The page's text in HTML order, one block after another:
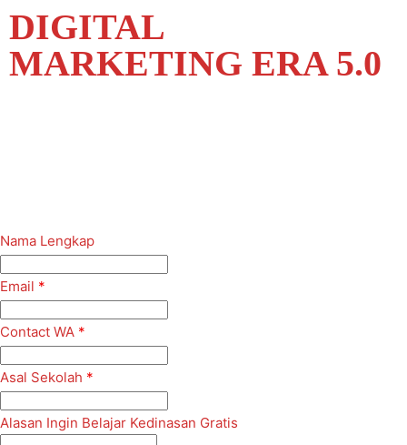
DIGITAL
MARKETING ERA 5.0
Nama Lengkap
Email *
Contact WA *
Asal Sekolah *
Alasan Ingin Belajar Kedinasan Gratis